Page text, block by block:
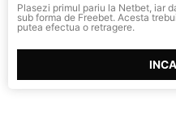
Plasezi primul pariu la Netbet, iar
sub forma de Freebet. Acesta
putea efectua o retragere.